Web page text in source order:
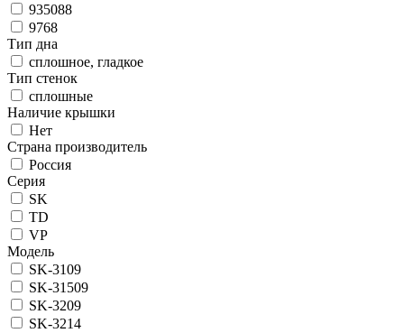
935088
9768
Тип дна
сплошное, гладкое
Тип стенок
сплошные
Наличие крышки
Нет
Страна производитель
Россия
Серия
SK
TD
VP
Модель
SK-3109
SK-31509
SK-3209
SK-3214